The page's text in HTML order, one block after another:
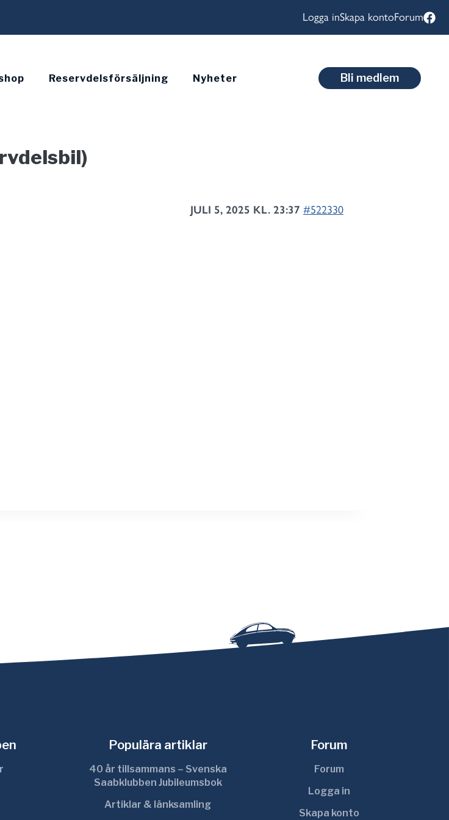
Logga inSkapa kontoForum
Reservdelsförsäljning Nyheter Bli medlem
JULI 5, 2025 KL. 23:37 #522330
Populära artiklar
40 år tillsammans – Svenska
Saabklubben Jubileumsbok
Artiklar & länksamling
Forum
Forum
Logga in
Skapa konto